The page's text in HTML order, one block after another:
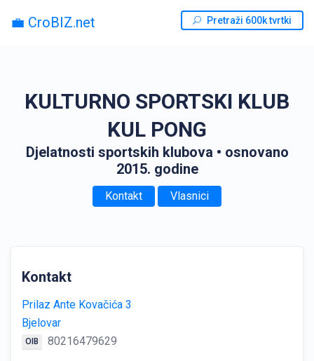
💼 CroBIZ.net Pretraži 600k tvrtki
KULTURNO SPORTSKI KLUB
KUL PONG
Djelatnosti sportskih klubova • osnovano
2015. godine
Kontakt Vlasnici
Kontakt
Prilaz Ante Kovačića 3
Bjelovar
OIB 80216479629